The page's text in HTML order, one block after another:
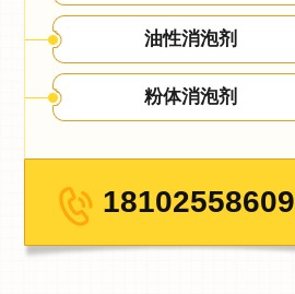
油性消泡剂
粉体消泡剂
18102558609